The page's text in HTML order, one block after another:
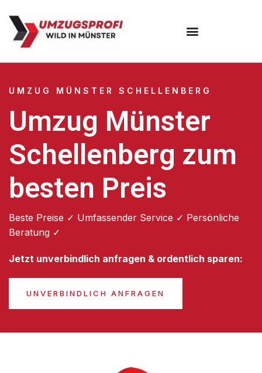
UMZUG MÜNSTER SCHELLENBERG
Umzug Münster
Schellenberg zum
besten Preis
Beste Preise ✓ Umfassender Service ✓ Persönliche
Beratung ✓
Jetzt unverbindlich anfragen & ordentlich sparen:
UNVERBINDLICH ANFRAGEN